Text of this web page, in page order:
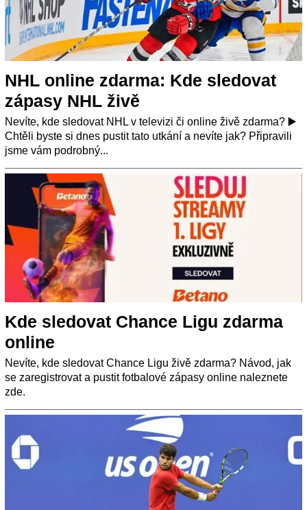
NHL online zdarma: Kde sledovat
zápasy NHL živě
Nevíte, kde sledovat NHL v televizi či online živě zdarma? ▶️
Chtěli byste si dnes pustit tato utkání a nevíte jak? Připravili
jsme vám podrobný...
Kde sledovat Chance Ligu zdarma
online
Nevíte, kde sledovat Chance Ligu živě zdarma? Návod, jak
se zaregistrovat a pustit fotbalové zápasy online naleznete
zde.